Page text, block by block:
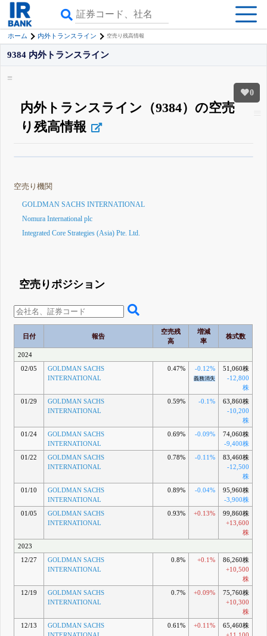
ホーム 内外トランスライン 空売り残高情報
0
9384 内外トランスライン
内外トランスライン（9384）の空売
り残高情報
登録すると永久30%OFFと米株版の先行利用も付きます
空売り機関
GOLDMAN SACHS INTERNATIONAL
Nomura International plc
Integrated Core Strategies (Asia) Pte. Ltd.
空売りポジション
日付 報告
空売残
高
増減
率
株式数
2024
02/05
GOLDMAN SACHS
INTERNATIONAL
0.47% -0.12%
義務消失
51,060株
-12,800
株
01/29
GOLDMAN SACHS
INTERNATIONAL
0.59% -0.1%
63,860株
-10,200
株
01/24
GOLDMAN SACHS
INTERNATIONAL
0.69% -0.09%
74,060株
-9,400株
01/22
GOLDMAN SACHS
INTERNATIONAL
0.78% -0.11%
83,460株
-12,500
株
01/10
GOLDMAN SACHS
INTERNATIONAL
0.89% -0.04%
95,960株
-3,900株
01/05
GOLDMAN SACHS
INTERNATIONAL
0.93% +0.13%
99,860株
+13,600
株
2023
12/27
GOLDMAN SACHS
INTERNATIONAL
0.8% +0.1%
86,260株
+10,500
株
12/19
GOLDMAN SACHS
INTERNATIONAL
0.7% +0.09%
75,760株
+10,300
株
12/13
GOLDMAN SACHS
0.61% +0.11%
65,460株